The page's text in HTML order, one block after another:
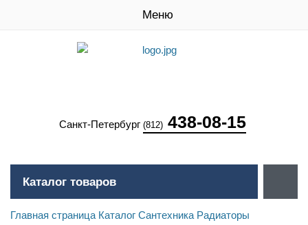
Меню
Санкт-Петербург (812) 438-08-15
Каталог товаров
Главная страница Каталог Сантехника Радиаторы